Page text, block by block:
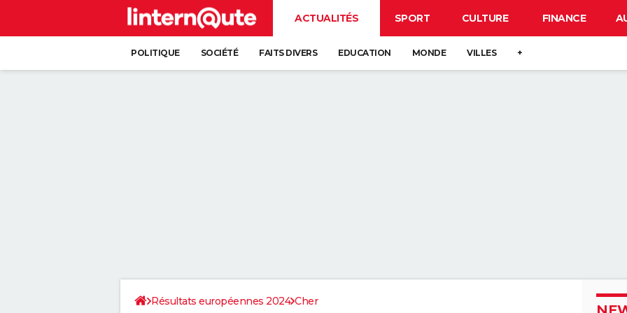
ACTUALITÉS SPORT CULTURE FINANCE
POLITIQUE SOCIÉTÉ FAITS DIVERS EDUCATION MONDE VILLES +
Résultats européennes 2024 Cher